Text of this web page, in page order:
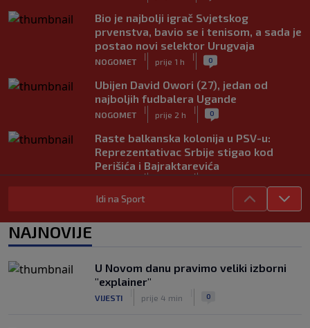
Bio je najbolji igrač Svjetskog
prvenstva, bavio se i tenisom, a sada je
postao novi selektor Urugvaja
NOGOMET
|
prije 1 h
| 0
Ubijen David Owori (27), jedan od
najboljih fudbalera Ugande
NOGOMET
|
prije 2 h
| 0
Raste balkanska kolonija u PSV-u:
Reprezentativac Srbije stigao kod
Perišića i Bajraktarevića
| |
Real Madrid je oborio rekord!
Argentinci će jedan trijumf sa
ovogodišnjeg Mundijala obilježavati
kao nacionalni praznik
Idi na Sport
NAJNOVIJE
U Novom danu pravimo veliki izborni
"explainer"
VIJESTI prije 4 min 0